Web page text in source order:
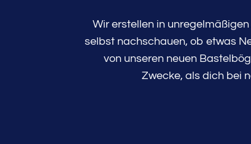
Wir erstellen in
selbst nachschauen, ob etwas
von unseren neuen
Zwecke, als dich bei